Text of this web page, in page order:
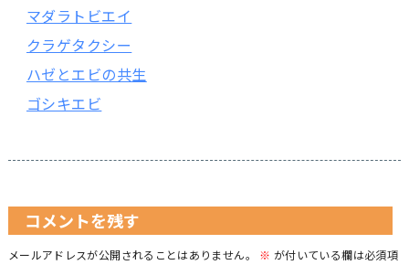
マダラトビエイ
クラゲタクシー
ハゼとエビの共生
ゴシキエビ
コメントを残す
メールアドレスが公開されることはありません。 ※ が付いている欄は必須項